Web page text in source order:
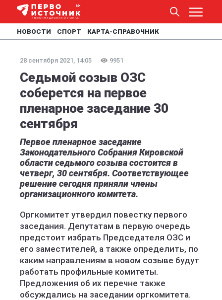
НОВОСТИ СПОРТ КАРТА-СПРАВОЧНИК
28 сентября 2021, 14:05 9951
Седьмой созыв ОЗС
соберется на первое
пленарное заседание 30
сентября
Первое пленарное заседание
Законодательного Собрания Кировской
области седьмого созыва состоится в
четверг, 30 сентября. Соответствующее
решение сегодня приняли члены
организационного комитета.
Оргкомитет утвердил повестку первого
заседания. Депутатам в первую очередь
предстоит избрать Председателя ОЗС и
его заместителей, а также определить, по
каким направлениям в новом созыве будут
работать профильные комитеты.
Предложения об их перечне также
обсуждались на заседании оргкомитета.